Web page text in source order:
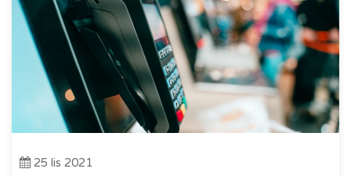
25 lis 2021